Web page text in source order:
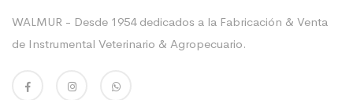
WALMUR - Desde 1954 dedicados a la Fabricación & Venta
de Instrumental Veterinario & Agropecuario.